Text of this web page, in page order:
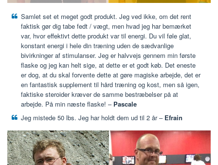
Samlet set et meget godt produkt. Jeg ved ikke, om det rent
faktisk gør dig tabe fedt / vægt, men hvad jeg har bemærket
var, hvor effektivt dette produkt var til energi. Du vil føle glat,
konstant energi i hele din træning uden de sædvanlige
bivirkninger af stimulanser. Jeg er halvvejs gennem min første
flaske og jeg kan helt sige, at dette er et godt køb. Det eneste
er dog, at du skal forvente dette at gøre magiske arbejde, det er
en fantastisk supplement til hård træning og kost, men så igen,
faktiske steroider kræver de samme bestræbelser på at
arbejde. På min næste flaske! – Pascale
Jeg mistede 50 lbs. Jeg har holdt dem ud til 2 år – Efrain